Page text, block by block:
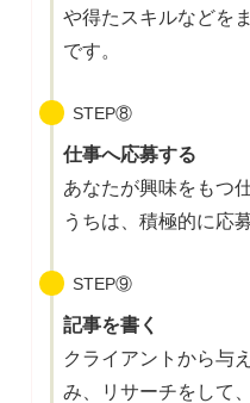
や得たスキルなどを
です。
STEP⑧
仕事へ応募する
あなたが興味をもつ
うちは、積極的に応
STEP⑨
記事を書く
クライアントから与
み、リサーチをして